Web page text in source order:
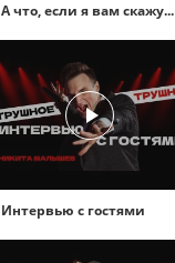
А что, если я вам скажу...
Интервью с гостями